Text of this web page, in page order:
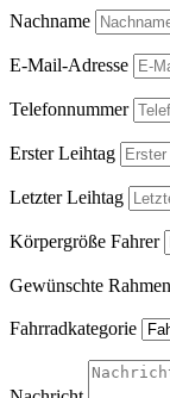
Nachname
E-Mail-Adresse
Telefonnummer
Erster Leihtag
Letzter Leihtag
Körpergröße Fahrer
Gewünschte
Fahrradkategorie